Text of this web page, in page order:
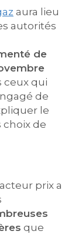
aura lieu
autorités
de
ceux qui
de
le
choix de
prix a
que